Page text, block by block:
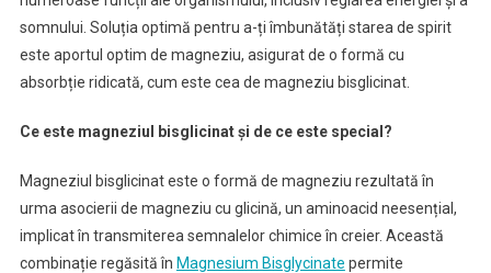
somnului. Soluția optimă pentru a-ți îmbunătăți starea de spirit
este aportul optim de magneziu, asigurat de o formă cu
absorbție ridicată, cum este cea de magneziu bisglicinat.
Ce este magneziul bisglicinat și de ce este special?
Magneziul bisglicinat este o formă de magneziu rezultată în
urma asocierii de magneziu cu glicină, un aminoacid neesențial,
implicat în transmiterea semnalelor chimice în creier. Această
combinație regăsită în Magnesium Bisglycinate permite